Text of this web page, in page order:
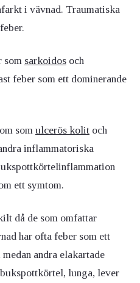
i vävnad. Traumatiska
som sarkoidos och
feber som ett dominerande
som ulcerös kolit och
inflammatoriska
ett symtom.
då de som omfattar
har ofta feber som ett
andra elakartade
lunga, lever